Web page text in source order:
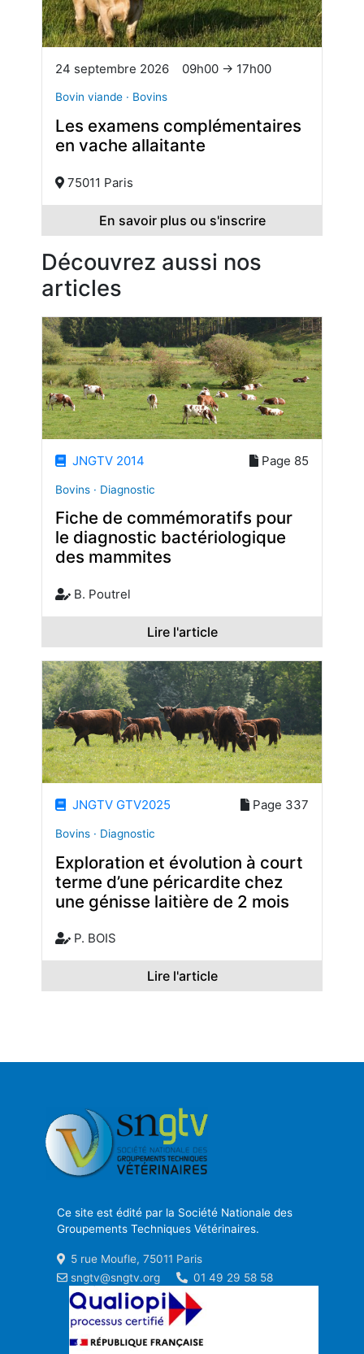
24 septembre 2026 09h00 → 17h00
Bovin viande · Bovins
Les examens complémentaires
en vache allaitante
75011 Paris
En savoir plus ou s'inscrire
Découvrez aussi nos
articles
JNGTV 2014 Page 85
Bovins · Diagnostic
Fiche de commémoratifs pour
le diagnostic bactériologique
des mammites
B. Poutrel
Lire l'article
JNGTV GTV2025 Page 337
Bovins · Diagnostic
Exploration et évolution à court
terme d’une péricardite chez
une génisse laitière de 2 mois
P. BOIS
Lire l'article
Ce site est édité par la Société Nationale des
Groupements Techniques Vétérinaires.
5 rue Moufle, 75011 Paris
sngtv@sngtv.org
01 49 29 58 58